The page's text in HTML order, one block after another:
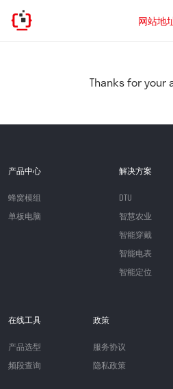
网站地
Thanks for your
产品中心
蜂窝模组
单板电脑
解决方案
DTU
智慧农业
智能穿戴
智能电表
智能定位
在线工具
产品选型
频段查询
政策
服务协议
隐私政策